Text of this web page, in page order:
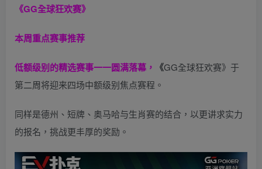
《GG全球狂欢赛》
本周重点赛事推荐
低额级别的精选赛事一一圆满落幕， 《GG全球狂欢赛》于
第二周将迎来四场中额级别焦点赛程。
同样是德州、短牌、奥马哈与生肖赛的结合，以更讲求实力
的报名，挑战更丰厚的奖励。